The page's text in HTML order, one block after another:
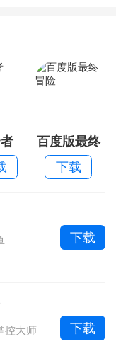
百度版最终
冒险
下载
下载
控大师 下载